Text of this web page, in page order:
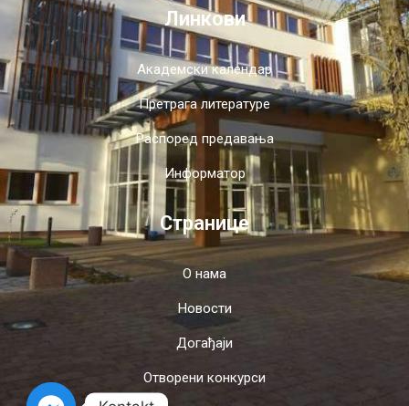
Линкови
Академски календар
Претрага литературе
Распоред предавања
Информатор
Странице
О нама
Новости
Догађаји
Отворени конкурси